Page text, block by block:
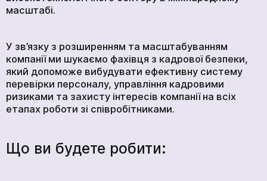
КОНТАКТИ
Академія
масштабі.
У зв’язку з розширенням та масштабуванням
компанії ми шукаємо фахівця з кадрової безпеки,
який допоможе вибудувати ефективну систему
перевірки персоналу, управління кадровими
ризиками та захисту інтересів компанії на всіх
етапах роботи зі співробітниками.
Що ви будете робити: